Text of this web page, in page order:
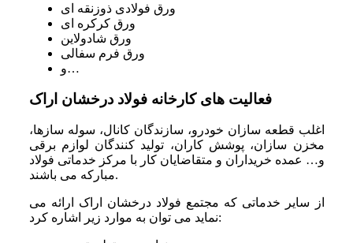
ورق فولادی ذوزنقه ای
ورق کرکره ای
ورق شادولاین
ورق فرم سفالی
و…
فعالیت های کارخانه فولاد درخشان اراک
اغلب قطعه سازان خودرو، سازندگان کانال، سوله سازها،
مخزن سازان، پوشش کاران، تولید کنندگان لوازم برقی
و… عمده خریداران و متقاضایان کار با مرکز خدماتی فولاد
مبارکه می باشند.
از سایر خدماتی که مجتمع فولاد درخشان اراک ارائه می
نماید می توان به موارد زیر اشاره کرد: